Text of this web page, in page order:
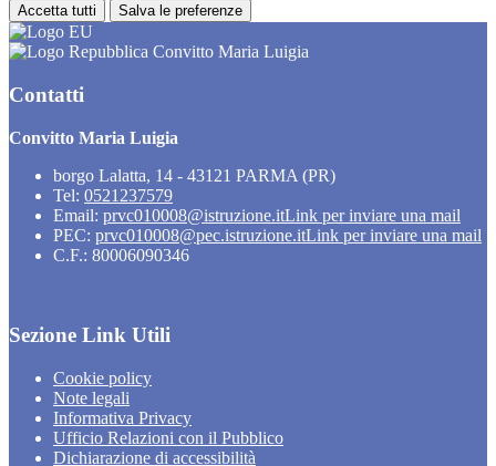
Accetta tutti Salva le preferenze
Convitto Maria Luigia
Contatti
Convitto Maria Luigia
borgo Lalatta, 14 - 43121 PARMA (PR)
Tel: 0521237579
Email: prvc010008@istruzione.itLink per inviare una mail
PEC: prvc010008@pec.istruzione.itLink per inviare una mail
C.F.: 80006090346
Sezione Link Utili
Cookie policy
Note legali
Informativa Privacy
Ufficio Relazioni con il Pubblico
Dichiarazione di accessibilità